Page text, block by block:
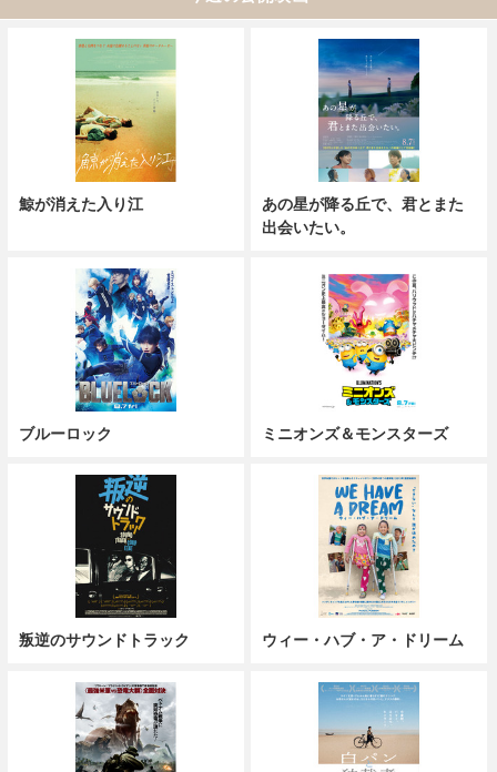
鯨が消えた入り江
あの星が降る丘で、君とまた
出会いたい。
ブルーロック ミニオンズ＆モンスターズ
叛逆のサウンドトラック ウィー・ハブ・ア・ドリーム